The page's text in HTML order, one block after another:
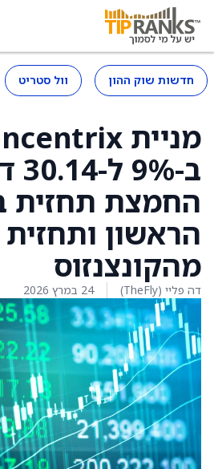
חדשות שוק ההון וול סטריט
החמצת תחזית
הראשון
מהקונצנזוס
דה פליי (TheFly) 24 במרץ 2026